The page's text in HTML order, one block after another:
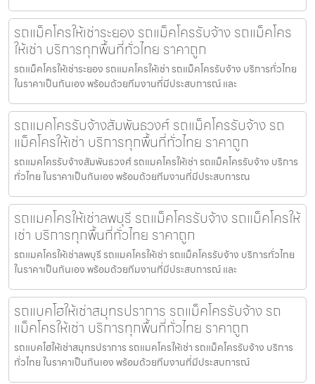
รถแม็คโครให้เช่าระยอง รถแม็คโครรับจ้าง รถแม็คโคร
ให้เช่า บริการทุกพื้นที่ทั่วไทย ราคาถูก
รถแม็คโครให้เช่าระยอง รถแมคโครให้เช่า รถแม็คโครรับจ้าง บริการทั่วไทย
ในราคาเป็นกันเอง พร้อมด้วยทีมงานที่มีประสบการณ์ และ
รถแมคโครรับจ้างสัมพันธวงศ์ รถแม็คโครรับจ้าง รถ
แม็คโครให้เช่า บริการทุกพื้นที่ทั่วไทย ราคาถูก
รถแมคโครรับจ้างสัมพันธวงศ์ รถแมคโครให้เช่า รถแม็คโครรับจ้าง บริการ
ทั่วไทย ในราคาเป็นกันเอง พร้อมด้วยทีมงานที่มีประสบการณ
รถแมคโครให้เช่าลพบุรี รถแม็คโครรับจ้าง รถแม็คโครให้
เช่า บริการทุกพื้นที่ทั่วไทย ราคาถูก
รถแมคโครให้เช่าลพบุรี รถแมคโครให้เช่า รถแม็คโครรับจ้าง บริการทั่วไทย
ในราคาเป็นกันเอง พร้อมด้วยทีมงานที่มีประสบการณ์ และ
รถแบคโฮให้เช่าสมุทรปราการ รถแม็คโครรับจ้าง รถ
แม็คโครให้เช่า บริการทุกพื้นที่ทั่วไทย ราคาถูก
รถแบคโฮให้เช่าสมุทรปราการ รถแมคโครให้เช่า รถแม็คโครรับจ้าง บริการ
ทั่วไทย ในราคาเป็นกันเอง พร้อมด้วยทีมงานที่มีประสบการณ์